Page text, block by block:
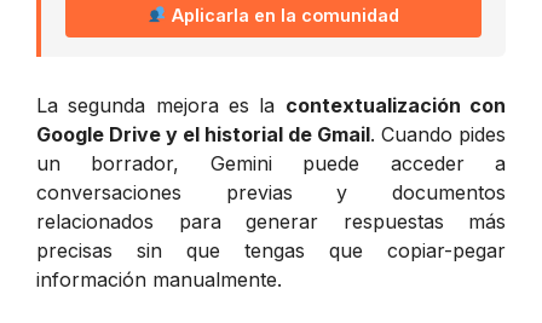
Aplicarla en la comunidad
La segunda mejora es la contextualización con
Google Drive y el historial de Gmail. Cuando pides
un borrador, Gemini puede acceder a
conversaciones previas y documentos
relacionados para generar respuestas más
precisas sin que tengas que copiar-pegar
información manualmente.